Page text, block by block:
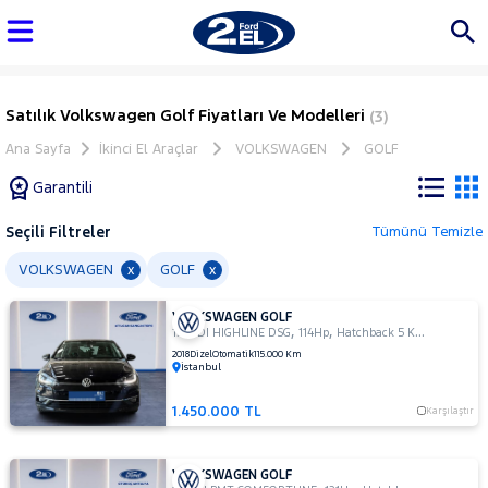
Satılık Volkswagen Golf Fiyatları Ve Modelleri (3)
Ana Sayfa İkinci El Araçlar VOLKSWAGEN GOLF
Garantili
Tüm
Araçlar
AUDI
BMC
BMW
BYD
Seçili Filtreler Tümünü Temizle
VOLKSWAGEN x GOLF x
VOLKSWAGEN GOLF
1.6 TDI HIGHLINE DSG,114Hp, Hatchback 5 Kapı
2018DizelOtomatik115.000 Km
İstanbul
1.450.000 TL Karşılaştır
VOLKSWAGEN GOLF